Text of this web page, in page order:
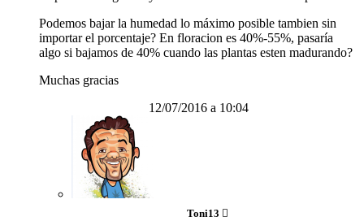
Podemos bajar la humedad lo máximo posible tambien sin
importar el porcentaje? En floracion es 40%-55%, pasaría
algo si bajamos de 40% cuando las plantas esten madurando?
Muchas gracias
12/07/2016 a 10:04
Toni13